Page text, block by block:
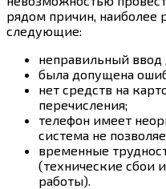
рядом причин, наиболее
следующие:
неправильный ввод
была допущена
нет средств на
перечисления;
телефон имеет
система не
временные
(технические сбои
работы).